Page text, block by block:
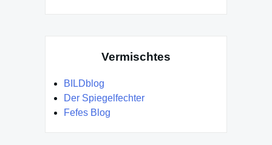
Vermischtes
BILDblog
Der Spiegelfechter
Fefes Blog